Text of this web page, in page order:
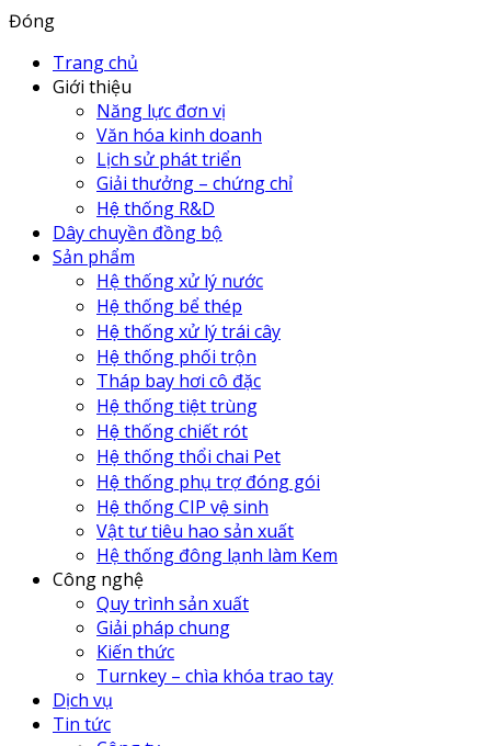
Đóng
Trang chủ
Giới thiệu
Năng lực đơn vị
Văn hóa kinh doanh
Lịch sử phát triển
Giải thưởng – chứng chỉ
Hệ thống R&D
Dây chuyền đồng bộ
Sản phẩm
Hệ thống xử lý nước
Hệ thống bể thép
Hệ thống xử lý trái cây
Hệ thống phối trộn
Tháp bay hơi cô đặc
Hệ thống tiệt trùng
Hệ thống chiết rót
Hệ thống thổi chai Pet
Hệ thống phụ trợ đóng gói
Hệ thống CIP vệ sinh
Vật tư tiêu hao sản xuất
Hệ thống đông lạnh làm Kem
Công nghệ
Quy trình sản xuất
Giải pháp chung
Kiến thức
Turnkey – chìa khóa trao tay
Dịch vụ
Tin tức